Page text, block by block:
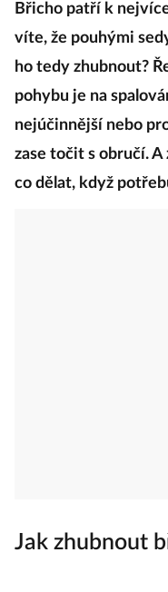
Břicho patří k
víte, že pouhými
ho tedy zhubnout?
pohybu je na
nejúčinnější nebo
zase točit s obručí.
co dělat, když
Jak zhubnout